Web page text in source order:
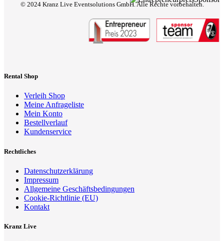
© 2024 Kranz Live Eventsolutions GmbH. Alle Rechte vorbehalten.
Rental Shop
Verleih Shop
Meine Anfrageliste
Mein Konto
Bestellverlauf
Kundenservice
Rechtliches
Datenschutzerklärung
Impressum
Allgemeine Geschäftsbedingungen
Cookie-Richtlinie (EU)
Kontakt
Kranz Live